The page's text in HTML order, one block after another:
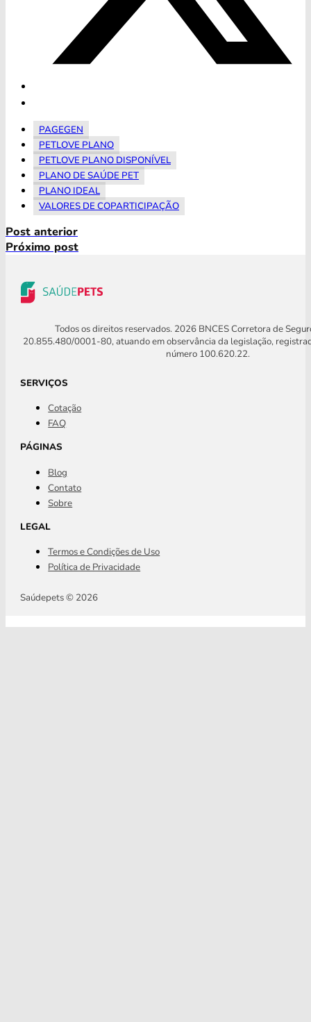
PAGEGEN
PETLOVE PLANO
PETLOVE PLANO DISPONÍVEL
PLANO DE SAÚDE PET
PLANO IDEAL
VALORES DE COPARTICIPAÇÃO
Post anterior
Próximo post
Todos os direitos reservados. 2026 BNCES Corretora de
20.855.480/0001-80, atuando em observância da legislação,
número 100.620.22.
SERVIÇOS
Cotação
FAQ
PÁGINAS
Blog
Contato
Sobre
LEGAL
Termos e Condições de Uso
Política de Privacidade
Saúdepets © 2026